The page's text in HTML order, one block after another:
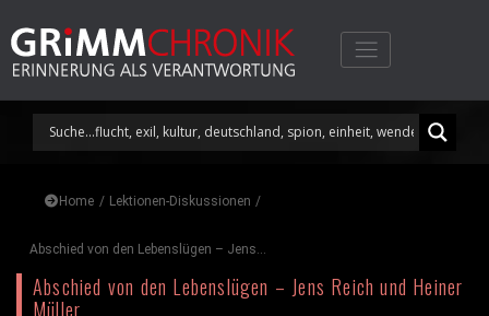
content
Home / Lektionen-Diskussionen /
Abschied von den Lebenslügen – Jens...
Abschied von den Lebenslügen – Jens Reich und Heiner
Müller